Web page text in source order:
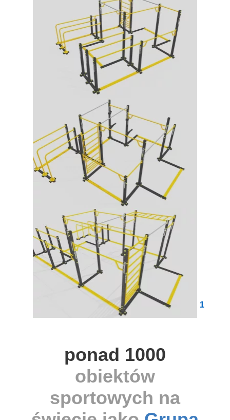
1
ponad 1000
obiektów
sportowych na